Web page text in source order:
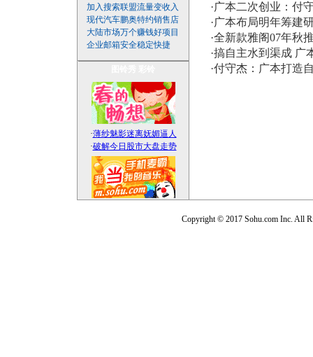
加入搜索联盟流量变收入
现代汽车鹏奥特约销售店
大陆市场万个赚钱好项目
企业邮箱安全稳定快捷
·薄纱魅影迷离妩媚逼人
·破解今日股市大盘走势
·广本二次创业：付
·广本布局明年筹建
·全新款雅阁07年秋
·搞自主水到渠成 广
·付守杰：广本打造
Copyright © 2017 Sohu.com Inc. All